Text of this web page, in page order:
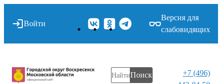
Войти
Версия для
слабовидящих
Поиск
+7 (496)